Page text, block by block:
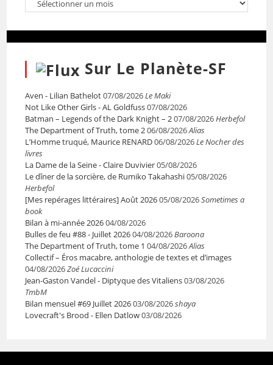
Sur Le Planète-SF
Aven - Lilian Bathelot07/08/2026Le Maki
Not Like Other Girls - AL Goldfuss07/08/2026
Batman – Legends of the Dark Knight – 207/08/2026Herbefol
The Department of Truth, tome 206/08/2026Alias
L’Homme truqué, Maurice RENARD06/08/2026Le Nocher des
livres
La Dame de la Seine - Claire Duvivier05/08/2026
Le dîner de la sorcière, de Rumiko Takahashi05/08/2026
Herbefol
[Mes repérages littéraires] Août 202605/08/2026Sometimes a
book
Bilan à mi-année 202604/08/2026
Bulles de feu #88 - Juillet 202604/08/2026Baroona
The Department of Truth, tome 1 04/08/2026Alias
Collectif – Éros macabre, anthologie de textes et d’images
04/08/2026Zoé Lucaccini
Jean-Gaston Vandel - Diptyque des Vitaliens03/08/2026
TmbM
Bilan mensuel #69 Juillet 202603/08/2026shaya
Lovecraft's Brood - Ellen Datlow03/08/2026